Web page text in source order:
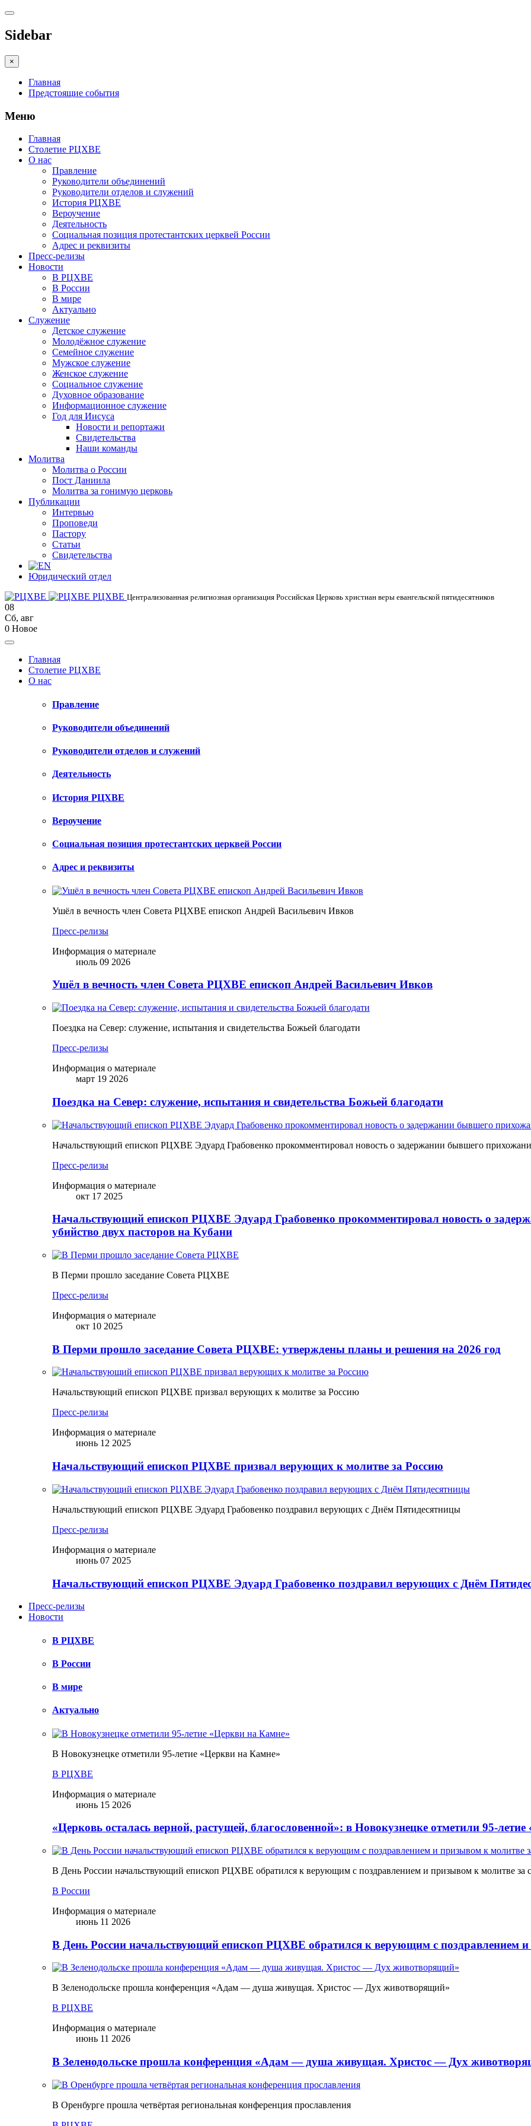
Sidebar
×
Главная
Предстоящие события
Меню
Главная
Столетие РЦХВЕ
О нас
Правление
Руководители объединений
Руководители отделов и служений
История РЦХВЕ
Вероучение
Деятельность
Социальная позиция протестантских церквей России
Адрес и реквизиты
Пресс-релизы
Новости
В РЦХВЕ
В России
В мире
Актуально
Служение
Детское служение
Молодёжное служение
Семейное служение
Мужское служение
Женское служение
Социальное служение
Духовное образование
Информационное служение
Год для Иисуса
Новости и репортажи
Свидетельства
Наши команды
Молитва
Молитва о России
Пост Даниила
Молитва за гонимую церковь
Публикации
Интервью
Проповеди
Пастору
Статьи
Свидетельства
Юридический отдел
РЦХВЕ Централизованная религиозная организация Российская Церковь христиан веры евангельской пятидесятников
08
Сб, авг
0 Новое
Главная
Столетие РЦХВЕ
О нас
Правление
Руководители объединений
Руководители отделов и служений
Деятельность
История РЦХВЕ
Вероучение
Социальная позиция протестантских церквей России
Адрес и реквизиты
Ушёл в вечность член Совета РЦХВЕ епископ Андрей Васильевич Ивков
Пресс-релизы
Информация о материале
июль 09 2026
Ушёл в вечность член Совета РЦХВЕ епископ Андрей Васильевич Ивков
Поездка на Север: служение, испытания и свидетельства Божьей благодати
Пресс-релизы
Информация о материале
март 19 2026
Поездка на Север: служение, испытания и свидетельства Божьей благодати
Начальствующий епископ РЦХВЕ Эдуард Грабовенко прокомментировал новость о задержании бывшего
Пресс-релизы
Информация о материале
окт 17 2025
Начальствующий епископ РЦХВЕ Эдуард Грабовенко прокомментировал новость о
убийство двух пасторов на Кубани
В Перми прошло заседание Совета РЦХВЕ
Пресс-релизы
Информация о материале
окт 10 2025
В Перми прошло заседание Совета РЦХВЕ: утверждены планы и решения на 2026 год
Начальствующий епископ РЦХВЕ призвал верующих к молитве за Россию
Пресс-релизы
Информация о материале
июнь 12 2025
Начальствующий епископ РЦХВЕ призвал верующих к молитве за Россию
Начальствующий епископ РЦХВЕ Эдуард Грабовенко поздравил верующих с Днём Пятидесятницы
Пресс-релизы
Информация о материале
июнь 07 2025
Начальствующий епископ РЦХВЕ Эдуард Грабовенко поздравил верующих с Днём
Пресс-релизы
Новости
В РЦХВЕ
В России
В мире
Актуально
В Новокузнецке отметили 95-летие «Церкви на Камне»
В РЦХВЕ
Информация о материале
июнь 15 2026
«Церковь осталась верной, растущей, благословенной»: в Новокузнецке отметили 95-
В День России начальствующий епископ РЦХВЕ обратился к верующим с поздравлением и призывом к молитве за
В России
Информация о материале
июнь 11 2026
В День России начальствующий епископ РЦХВЕ обратился к верующим с поздравлением
В Зеленодольске прошла конференция «Адам — душа живущая. Христос — Дух животворящий»
В РЦХВЕ
Информация о материале
июнь 11 2026
В Зеленодольске прошла конференция «Адам — душа живущая. Христос — Дух
В Оренбурге прошла четвёртая региональная конференция прославления